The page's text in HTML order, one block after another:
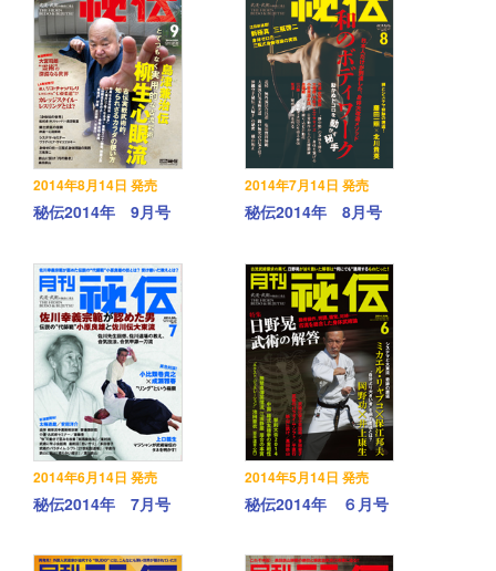
2014年8月14日 発売
秘伝2014年 9月号
2014年7月14日 発売
秘伝2014年 8月号
2014年6月14日 発売
秘伝2014年 7月号
2014年5月14日 発売
秘伝2014年 ６月号